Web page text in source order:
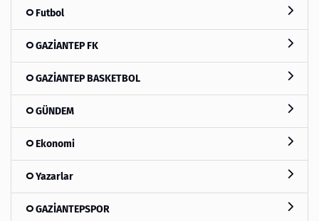
Futbol
GAZİANTEP FK
GAZİANTEP BASKETBOL
GÜNDEM
Ekonomi
Yazarlar
GAZİANTEPSPOR